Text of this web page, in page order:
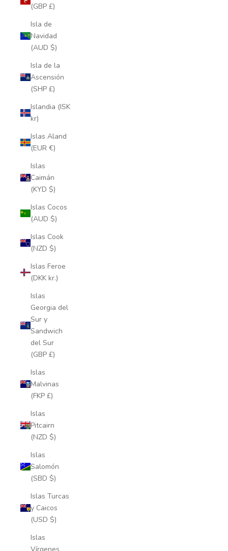
(GBP £)
Isla de
Navidad
(AUD $)
Isla de la
Ascensión
(SHP £)
Islandia (ISK
kr)
Islas Aland
(EUR €)
Islas
Caimán
(KYD $)
Islas Cocos
(AUD $)
Islas Cook
(NZD $)
Islas Feroe
(DKK kr.)
Islas
Georgia del
Sur y
Sandwich
del Sur
(GBP £)
Islas
Malvinas
(FKP £)
Islas
Pitcairn
(NZD $)
Islas
Salomón
(SBD $)
Islas Turcas
y Caicos
(USD $)
Islas